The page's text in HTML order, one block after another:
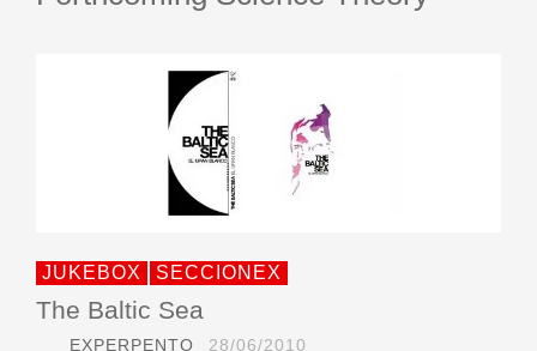
JUKEBOX SECCIONEX
The Baltic Sea
EXPERPENTO 28/06/2010